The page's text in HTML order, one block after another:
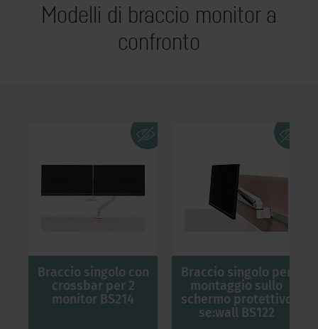
Modelli di braccio monitor a
confronto
Braccio singolo con
crossbar per 2
monitor BS214
Braccio singolo per
montaggio sullo
schermo protettivo
se:wall BS122